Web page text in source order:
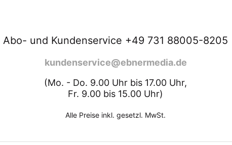
Abo- und Kundenservice +49 731 88005-8205
kundenservice@ebnermedia.de
(Mo. - Do. 9.00 Uhr bis 17.00 Uhr,
Fr. 9.00 bis 15.00 Uhr)
Alle Preise inkl. gesetzl. MwSt.